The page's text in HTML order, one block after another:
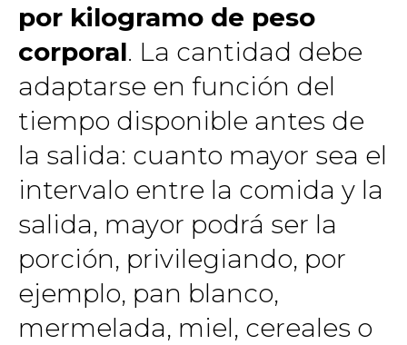
por kilogramo de peso
corporal. La cantidad debe
adaptarse en función del
tiempo disponible antes de
la salida: cuanto mayor sea el
intervalo entre la comida y la
salida, mayor podrá ser la
porción, privilegiando, por
ejemplo, pan blanco,
mermelada, miel, cereales o